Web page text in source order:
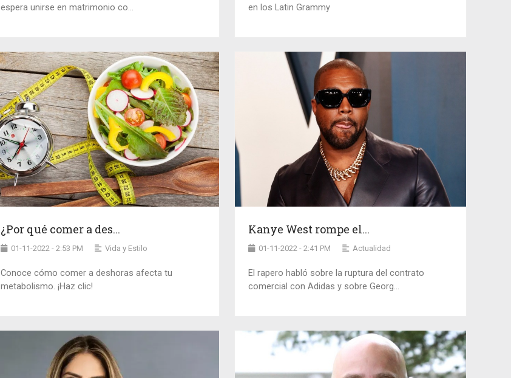
espera unirse en matrimonio co...
en los Latin Grammy
¿Por qué comer a des...
01-11-2022 - 2:53 PM Vida y Estilo
Conoce cómo comer a deshoras afecta tu
metabolismo. ¡Haz clic!
Kanye West rompe el...
01-11-2022 - 2:41 PM Actualidad
El rapero habló sobre la ruptura del contrato
comercial con Adidas y sobre Georg...